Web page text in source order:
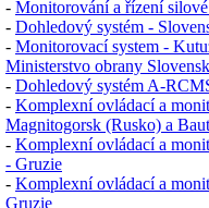
- Monitorování a řízení
- Dohledový systém -
- Monitorovací system -
Ministerstvo obrany
- Dohledový systém A-
- Komplexní ovládací a
Magnitogorsk (Rusko) a
- Komplexní ovládací a
- Gruzie
- Komplexní ovládací a
Gruzie